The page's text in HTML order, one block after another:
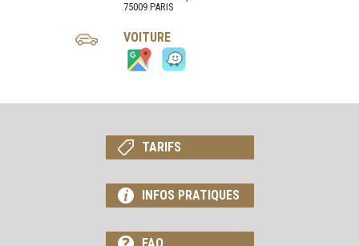
75009 PARIS
VOITURE
TARIFS
INFOS PRATIQUES